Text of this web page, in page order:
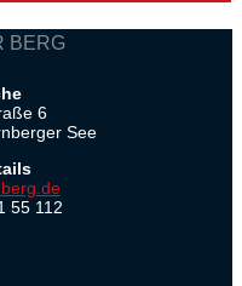
BERG
6
See
55 112